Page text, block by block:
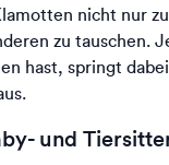
nicht nur
zu tauschen.
hast, springt
und